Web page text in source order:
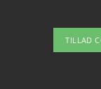
Om
TILLAD